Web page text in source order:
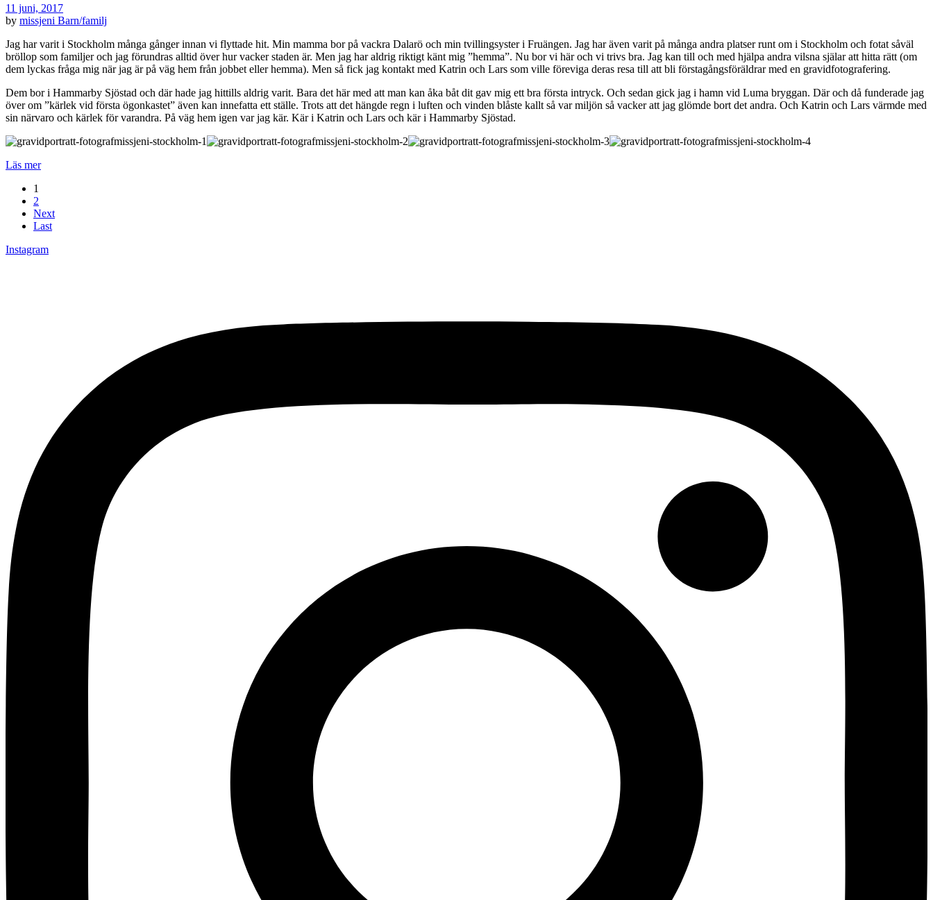
11 juni, 2017
by missjeni Barn/familj
Jag har varit i Stockholm många gånger innan vi flyttade hit. Min mamma bor på vackra Dalarö och min tvillingsyster i Fruängen. Jag har även varit på många andra platser runt om i Stockholm och fotat såväl
bröllop som familjer och jag förundras alltid över hur vacker staden är. Men jag har aldrig riktigt känt mig ”hemma”. Nu bor vi här och vi trivs bra. Jag kan till och med hjälpa andra vilsna själar att hitta rätt (om
dem lyckas fråga mig när jag är på väg hem från jobbet eller hemma). Men så fick jag kontakt med Katrin och Lars som ville föreviga deras resa till att bli förstagångsföräldrar med en gravidfotografering.
Dem bor i Hammarby Sjöstad och där hade jag hittills aldrig varit. Bara det här med att man kan åka båt dit gav mig ett bra första intryck. Och sedan gick jag i hamn vid Luma bryggan. Där och då funderade jag
över om ”kärlek vid första ögonkastet” även kan innefatta ett ställe. Trots att det hängde regn i luften och vinden blåste kallt så var miljön så vacker att jag glömde bort det andra. Och Katrin och Lars värmde med
sin närvaro och kärlek för varandra. På väg hem igen var jag kär. Kär i Katrin och Lars och kär i Hammarby Sjöstad.
Läs mer
1
2
Next
Last
Instagram